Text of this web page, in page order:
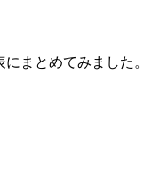
にまとめてみました。